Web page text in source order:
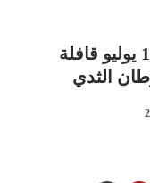
جامعة القاهرة تطلق يومي 13 و14 يوليو قافلة
الثدي